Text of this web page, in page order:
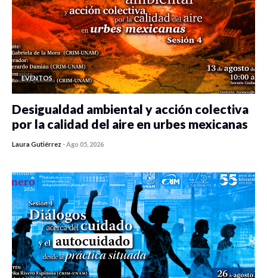
EVENTOS
Desigualdad ambiental y acción colectiva
por la calidad del aire en urbes mexicanas
Laura Gutiérrez -Ago 05, 2026